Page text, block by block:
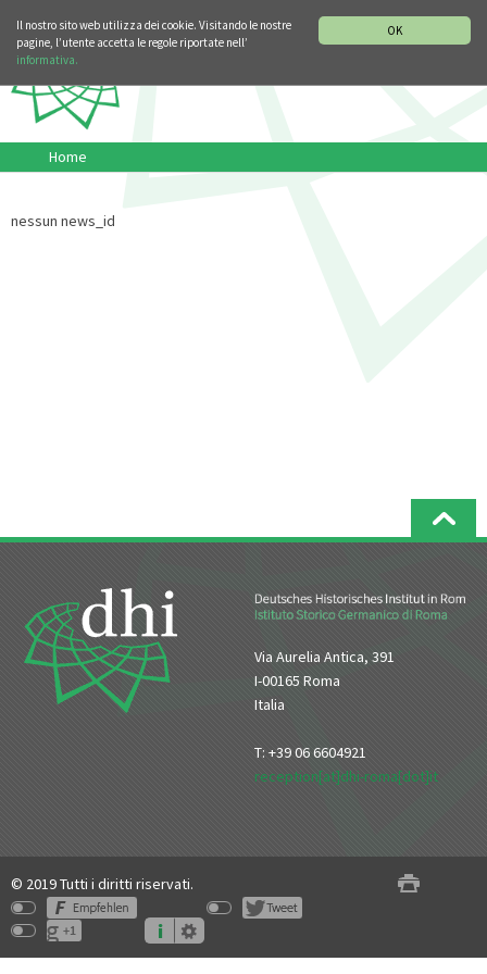
OK
Il nostro sito web utilizza dei cookie. Visitando le nostre
pagine, l’utente accetta le regole riportate nell’
informativa.
Home
nessun news_id
Via Aurelia Antica, 391
I-00165 Roma
Italia
T: +39 06 6604921
reception[at]dhi-roma[dot]it
© 2019 Tutti i diritti riservati.